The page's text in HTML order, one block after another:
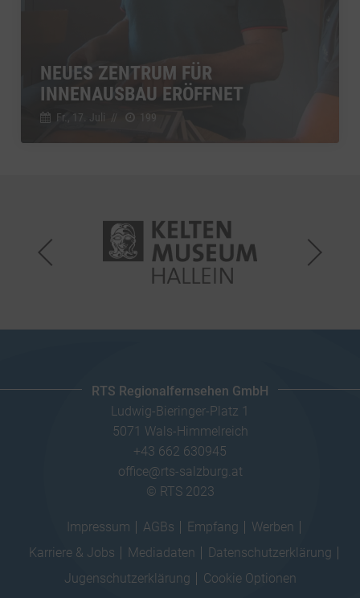
NEUES ZENTRUM FÜR
INNENAUSBAU ERÖFFNET
Fr., 17. Juli // 199
RTS Regionalfernsehen GmbH
Ludwig-Bieringer-Platz 1
5071 Wals-Himmelreich
+43 662 630945
office@rts-salzburg.at
© RTS 2023
Impressum AGBs Empfang
Werben
Karriere & Jobs
Mediadaten
Datenschutzerklärung
Jugenschutzerklärung
Cookie Optionen